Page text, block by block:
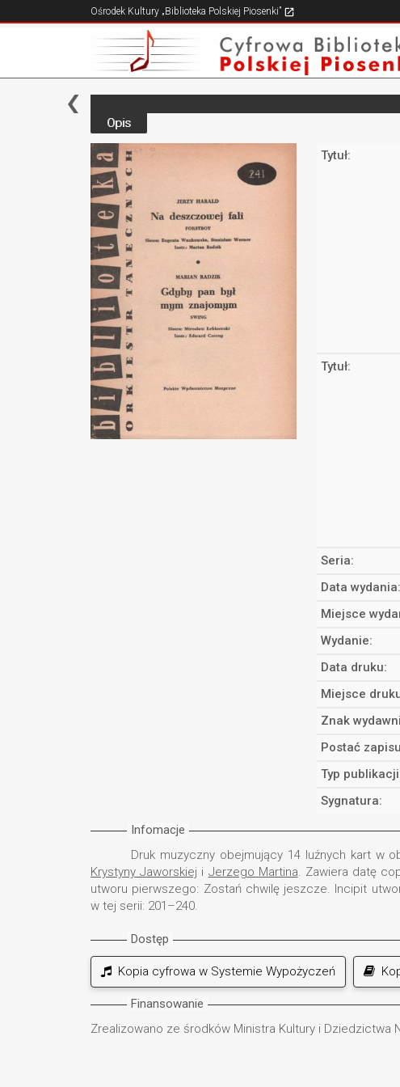
Ośrodek Kultury „Biblioteka Polskiej Piosenki”
Opis
Tytuł:
Tytuł:
Seria:
Data wydania:
Miejsce
Wydanie:
Data druku:
Miejsce
Znak
Postać
Typ
Sygnatura:
Infomacje
Druk muzyczny obejmujący 14 luźnych kart w
Krystyny Jaworskiej i Jerzego Martina. Zawiera datę
utworu pierwszego: Zostań chwilę jeszcze. Incipit
w tej serii: 201–240.
Dostęp
Kopia cyfrowa w Systemie Wypożyczeń
Finansowanie
Zrealizowano ze środków Ministra Kultury i Dziedzictwa